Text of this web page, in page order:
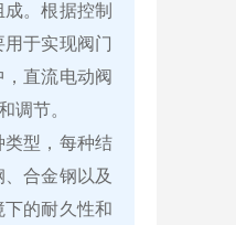
。根据控制
于实现阀门
直流电动阀
调节。
类型，每种结
合金钢以及
的耐久性和